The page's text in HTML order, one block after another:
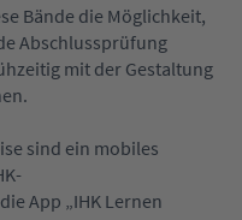
Bände die Möglichkeit,
Abschlussprüfung
mit der Gestaltung
sind ein mobiles
App „IHK Lernen